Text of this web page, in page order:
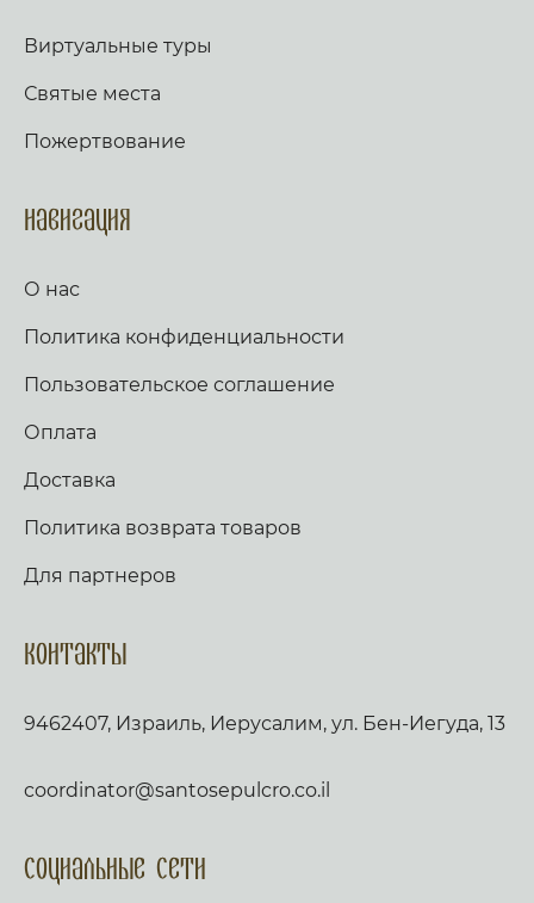
Виртуальные туры
Святые места
Пожертвование
Навигация
О нас
Политика конфиденциальности
Пользовательское соглашение
Оплата
Доставка
Политика возврата товаров
Для партнеров
Контакты
9462407, Израиль, Иерусалим, ул. Бен-Иегуда, 13
coordinator@santosepulcro.co.il
Социальные сети